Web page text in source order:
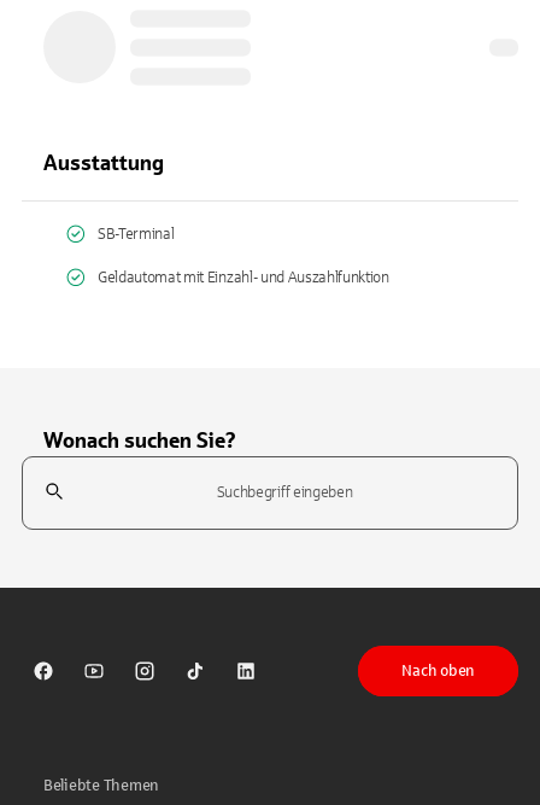
Ausstattung
SB-Terminal
Geldautomat mit Einzahl- und Auszahlfunktion
Wonach suchen Sie?
Suchfeld
Sparkasse auf Facebook
Sparkasse auf Youtube
Sparkasse auf Instagram
Sparkasse auf TikTok
Sparkasse auf LinkedIn
Nach oben
Beliebte Themen